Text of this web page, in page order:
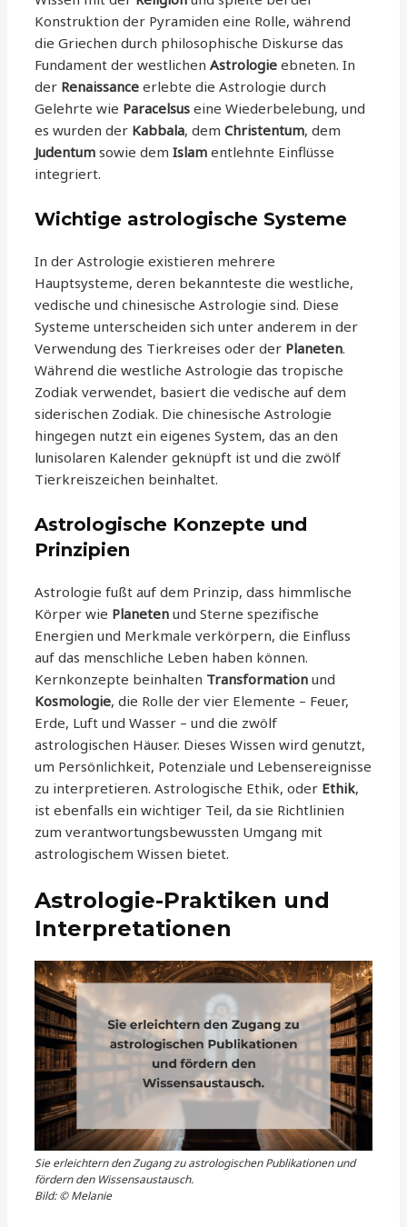
Konstruktion der Pyramiden eine Rolle, während
die Griechen durch philosophische Diskurse das
Fundament der westlichenAstrologie ebneten. In
der Renaissance erlebte die Astrologie durch
Gelehrte wie Paracelsus eine Wiederbelebung, und
es wurden der Kabbala, demChristentum, dem
Judentum sowie demIslam entlehnte Einflüsse
integriert.
Wichtige astrologische Systeme
In der Astrologie existieren mehrere
Hauptsysteme, deren bekannteste die westliche,
vedische und chinesische Astrologie sind. Diese
Systeme unterscheiden sich unter anderem in der
Verwendung des Tierkreises oder der Planeten.
Während die westliche Astrologie das tropische
Zodiak verwendet, basiert die vedische auf dem
siderischen Zodiak. Die chinesische Astrologie
hingegen nutzt ein eigenes System, das an den
lunisolaren Kalender geknüpft ist und die zwölf
Tierkreiszeichen beinhaltet.
Astrologische Konzepte und
Prinzipien
Astrologie fußt auf dem Prinzip, dass himmlische
Körper wie Planeten und Sterne spezifische
Energien und Merkmale verkörpern, die Einfluss
auf das menschliche Leben haben können.
Kernkonzepte beinhalten Transformation und
Kosmologie, die Rolle der vier Elemente – Feuer,
Erde, Luft und Wasser – und die zwölf
astrologischen Häuser. Dieses Wissen wird genutzt,
um Persönlichkeit, Potenziale und Lebensereignisse
zu interpretieren. Astrologische Ethik, oder Ethik,
ist ebenfalls ein wichtiger Teil, da sie Richtlinien
zum verantwortungsbewussten Umgang mit
astrologischem Wissen bietet.
Astrologie-Praktiken und
Interpretationen
Sie erleichtern den Zugang zu astrologischen Publikationen und
fördern den Wissensaustausch.
Bild: © Melanie